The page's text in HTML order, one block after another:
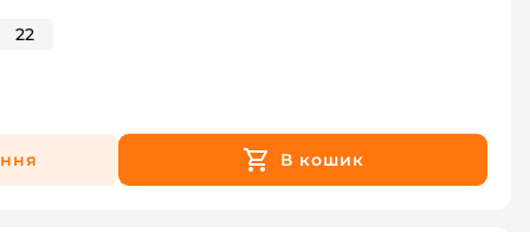
22
В кошик